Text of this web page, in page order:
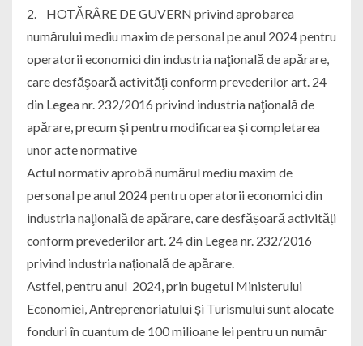
2. HOTĂRÂRE DE GUVERN privind aprobarea
numărului mediu maxim de personal pe anul 2024 pentru
operatorii economici din industria naţională de apărare,
care desfăşoară activităţi conform prevederilor art. 24
din Legea nr. 232/2016 privind industria naţională de
apărare, precum şi pentru modificarea şi completarea
unor acte normative
Actul normativ aprobă numărul mediu maxim de
personal pe anul 2024 pentru operatorii economici din
industria naţională de apărare, care desfășoară activități
conform prevederilor art. 24 din Legea nr. 232/2016
privind industria națională de apărare.
Astfel, pentru anul 2024, prin bugetul Ministerului
Economiei, Antreprenoriatului și Turismului sunt alocate
fonduri în cuantum de 100 milioane lei pentru un număr